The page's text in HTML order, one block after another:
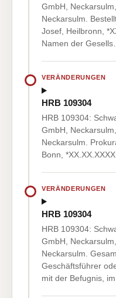
GmbH,
Neckarsulm.
Josef, Heilbronn,
Namen der
VERÄNDERUNGEN
HRB 109304
HRB 109304:
GmbH,
Neckarsulm.
Bonn, *XX.XX.XXXX.
VERÄNDERUNGEN
HRB 109304
HRB 109304:
GmbH,
Neckarsulm.
Geschäftsführer
mit der Befugnis,